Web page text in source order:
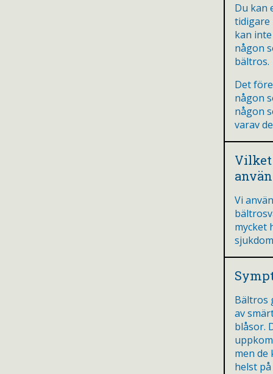
Du kan
tidigare
kan
någon
bältros.
Det
någon
någon
varav
Vi
mycket
Bältros
av
blåsor.
men de
helst